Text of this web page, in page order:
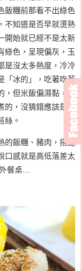
飯糰前那看不出綠色
不知道是否早就燙熟
開始就已經不是太新
綠色，呈現偏灰，玉
是沒太多熱度，冷冷
「冰的」，吃著吃著
，但米飯偏濕黏，口
的，沒猜錯應該是類
絲。
飯糰、豬肉，搭配
口感就是高低落差太
餐桌…